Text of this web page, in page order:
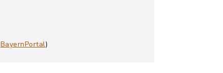
BayernPortal)